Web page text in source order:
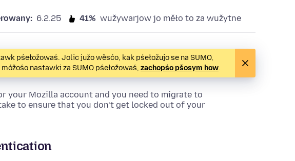
6.2.25 41% wužywarjow jo měło to za wužytne
pśełožowaś. Jolic južo wěsćo, kak pśełožujo se na SUMO,
nastawki za SUMO pśełožowaś, zachopśo pšosym how.
Mozilla account and you need to migrate to
to ensure that you don’t get locked out of your